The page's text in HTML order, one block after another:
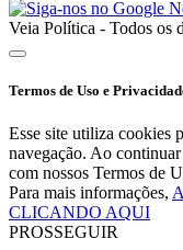
Veia Política - Todos os
Termos de Uso e
Esse site utiliza cookies
navegação. Ao
com nossos Termos de
Para mais informações,
CLICANDO AQUI
PROSSEGUIR